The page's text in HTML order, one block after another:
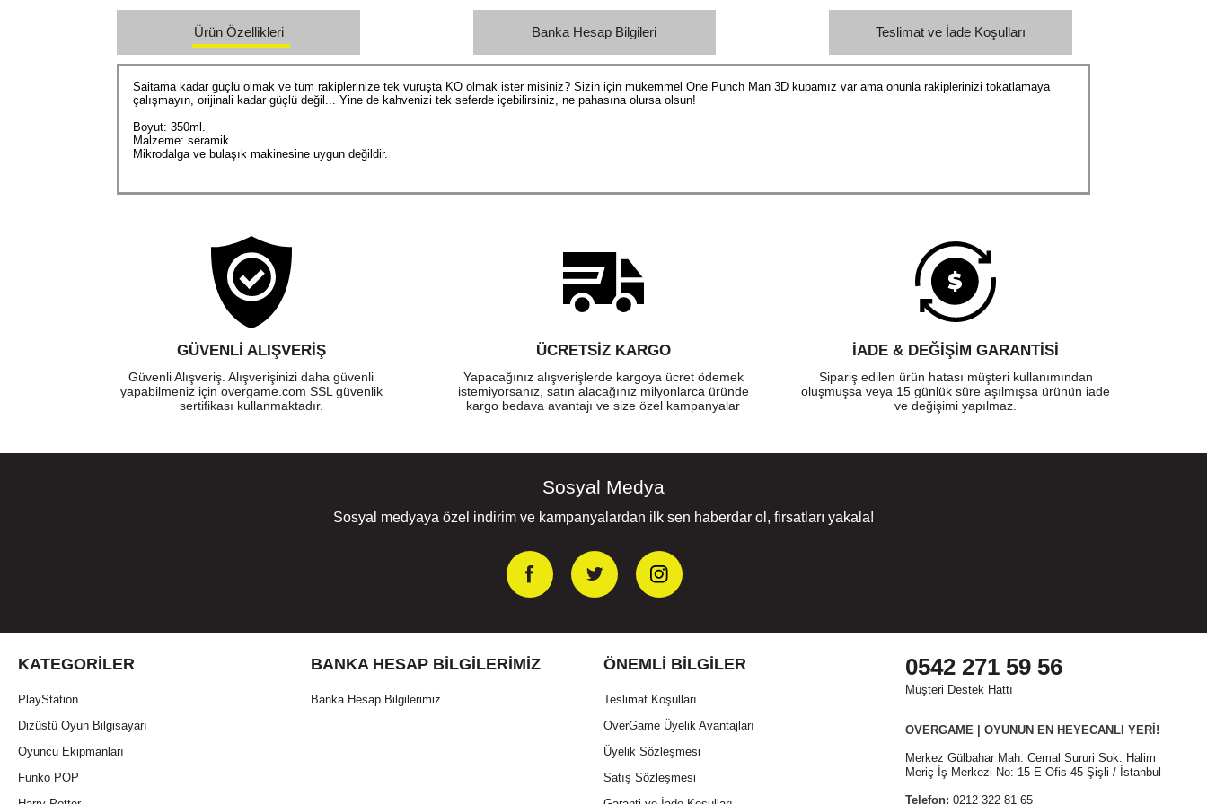
Ürün Özellikleri Banka Hesap Bilgileri Teslimat ve İade Koşulları
Saitama kadar güçlü olmak ve tüm rakiplerinize tek vuruşta KO olmak ister misiniz? Sizin için mükemmel One Punch Man 3D kupamız var ama onunla rakiplerinizi tokatlamaya
çalışmayın, orijinali kadar güçlü değil... Yine de kahvenizi tek seferde içebilirsiniz, ne pahasına olursa olsun!
Boyut: 350ml.
Malzeme: seramik.
Mikrodalga ve bulaşık makinesine uygun değildir.
GÜVENLI ALIŞVERIŞ
Güvenli Alışveriş. Alışverişinizi daha güvenli
yapabilmeniz için overgame.com SSL güvenlik
sertifikası kullanmaktadır.
ÜCRETSIZ KARGO
Yapacağınız alışverişlerde kargoya ücret ödemek
istemiyorsanız, satın alacağınız milyonlarca üründe
kargo bedava avantajı ve size özel kampanyalar
İADE & DEĞİŞİM GARANTİSİ
Sipariş edilen ürün hatası müşteri kullanımından
oluşmuşsa veya 15 günlük süre aşılmışsa ürünün iade
ve değişimi yapılmaz.
Sosyal Medya
Sosyal medyaya özel indirim ve kampanyalardan ilk sen haberdar ol, fırsatları yakala!
KATEGORILER
PlayStation
Dizüstü Oyun Bilgisayarı
Oyuncu Ekipmanları
Funko POP
BANKA HESAP BILGILERIMIZ
Banka Hesap Bilgilerimiz
ÖNEMLI BILGILER
Teslimat Koşulları
OverGame Üyelik Avantajları
Üyelik Sözleşmesi
Satış Sözleşmesi
0542 271 59 56
Müşteri Destek Hattı
OVERGAME | OYUNUN EN HEYECANLI YERİ!
Merkez Gülbahar Mah. Cemal Sururi Sok. Halim
Meriç İş Merkezi No: 15-E Ofis 45 Şişli / İstanbul
Telefon: 0212 322 81 65